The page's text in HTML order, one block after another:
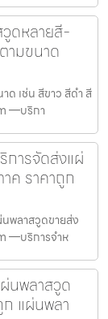
ดหลายสี-
ามขนาด
เช่น สีขาว สีดำ สี
—บริกา
ารจัดส่งแผ่
ค ราคาถูก
พลาสวูดขายส่ง
—บริการจำห
นพลาสวูด
แผ่นพลา